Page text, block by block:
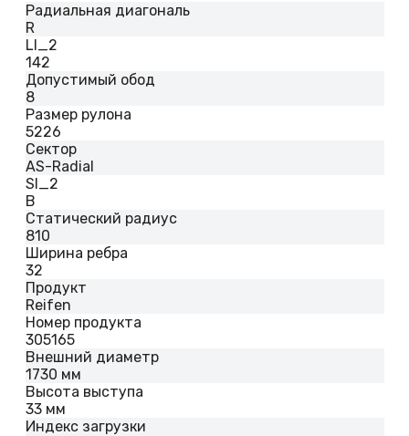
Радиальная диагональ
R
LI_2
142
Допустимый обод
8
Размер рулона
5226
Сектор
AS-Radial
SI_2
B
Статический радиус
810
Ширина ребра
32
Продукт
Reifen
Номер продукта
305165
Внешний диаметр
1730 мм
Высота выступа
33 мм
Индекс загрузки